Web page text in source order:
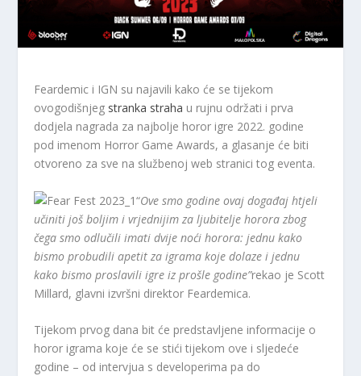
Feardemic i IGN su najavili kako će se tijekom
ovogodišnjeg stranka straha u rujnu održati i prva
dodjela nagrada za najbolje horor igre 2022. godine
pod imenom Horror Game Awards, a glasanje će biti
otvoreno za sve na službenoj web stranici tog eventa.
“Ove smo godine ovaj događaj htjeli
učiniti još boljim i vrjednijim za ljubitelje horora zbog
čega smo odlučili imati dvije noći horora: jednu kako
bismo probudili apetit za igrama koje dolaze i jednu
kako bismo proslavili igre iz prošle godine”rekao je Scott
Millard, glavni izvršni direktor Feardemica.
Tijekom prvog dana bit će predstavljene informacije o
horor igrama koje će se stići tijekom ove i sljedeće
godine – od intervjua s developerima pa do